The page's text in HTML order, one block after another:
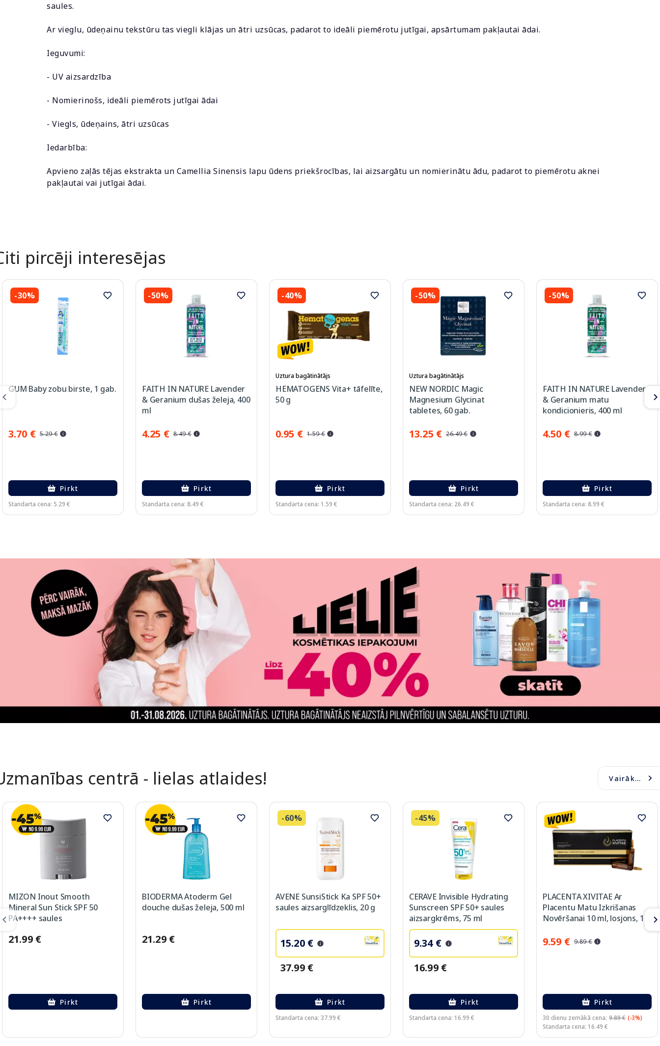
saules.
Ar vieglu, ūdeņainu tekstūru tas viegli klājas un ātri uzsūcas, padarot to ideāli piemērotu jutīgai, apsārtumam pakļautai ādai.
Ieguvumi:
- UV aizsardzība
- Nomierinošs, ideāli piemērots jutīgai ādai
- Viegls, ūdeņains, ātri uzsūcas
Iedarbība:
Apvieno zaļās tējas ekstrakta un Camellia Sinensis lapu ūdens priekšrocības, lai aizsargātu un nomierinātu ādu, padarot to piemērotu aknei
pakļautai vai jutīgai ādai.
pircēji interesējas
-30%
GUM Baby zobu birste, 1 gab.
3.70 € 5.29 €
Pirkt
Standarta cena: 5.29 €
-50%
FAITH IN NATURE Lavender
& Geranium dušas želeja, 400
ml
4.25 € 8.49 €
Pirkt
Standarta cena: 8.49 €
-40%
Uztura bagātinātājs
HEMATOGENS Vita+ tāfelīte,
50 g
0.95 € 1.59 €
Pirkt
Standarta cena: 1.59 €
-50%
Uztura bagātinātājs
NEW NORDIC Magic
Magnesium Glycinat
tabletes, 60 gab.
13.25 € 26.49 €
Pirkt
Standarta cena: 26.49 €
-50%
FAITH IN NATURE Lavender
& Geranium matu
kondicionieris, 400 ml
4.50 € 8.99 €
Pirkt
Standarta cena: 8.99 €
centrā - lielas atlaides! Vairāk...
MIZON Inout Smooth
Mineral Sun Stick SPF 50
PA++++ saules
21.99 €
Pirkt
BIODERMA Atoderm Gel
douche dušas želeja, 500 ml
21.29 €
Pirkt
-60%
AVENE SunsiStick Ka SPF 50+
saules aizsarglīdzeklis, 20 g
15.20 €
37.99 €
Pirkt
Standarta cena: 37.99 €
-45%
CERAVE Invisible Hydrating
Sunscreen SPF 50+ saules
aizsargkrēms, 75 ml
9.34 €
16.99 €
Pirkt
Standarta cena: 16.99 €
PLACENTA XIVITAE Ar
Placentu Matu Izkrišanas
Novēršanai 10 ml, losjons, 12
9.59 € 9.89 €
Pirkt
30 dienu zemākā cena: 9.89 € (-3%)
Standarta cena: 16.49 €